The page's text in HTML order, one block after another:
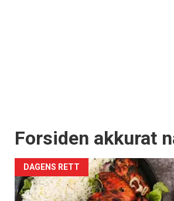
Forsiden akkurat
DAGENS RETT